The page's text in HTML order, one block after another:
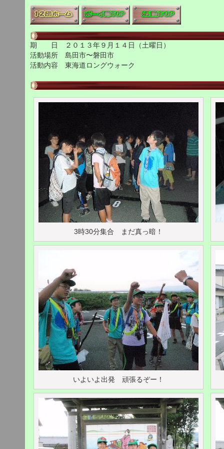
期 日 ２０１３年９月１４日（土曜日）
活動場所 島田市〜磐田市
活動内容 東海道ロングウォーク
3時30分集合 まだ真っ暗！
いよいよ出発 頑張るぞー！